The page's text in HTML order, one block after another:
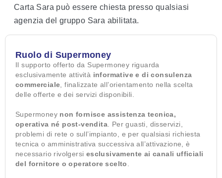
Carta Sara può essere chiesta presso qualsiasi
agenzia del gruppo Sara abilitata.
Ruolo di Supermoney
Il supporto offerto da Supermoney riguarda
esclusivamente attività informative e di consulenza
commerciale , finalizzate all’orientamento nella scelta
delle offerte e dei servizi disponibili.
Supermoney non fornisce assistenza tecnica,
operativa né post-vendita . Per guasti, disservizi,
problemi di rete o sull’impianto, e per qualsiasi richiesta
tecnica o amministrativa successiva all’attivazione, è
necessario rivolgersi esclusivamente ai canali ufficiali
del fornitore o operatore scelto